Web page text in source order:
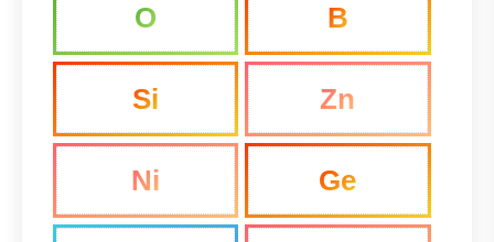
O B
Si Zn
Ni Ge